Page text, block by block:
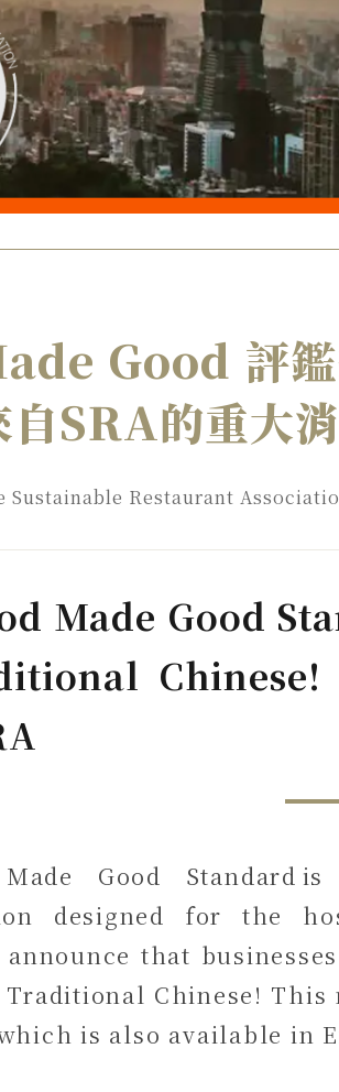
Good 評
SRA的重大
Sustainable Restaurant
Made Good
Made Good
designed for the
that
Traditional Chinese!
is also available in